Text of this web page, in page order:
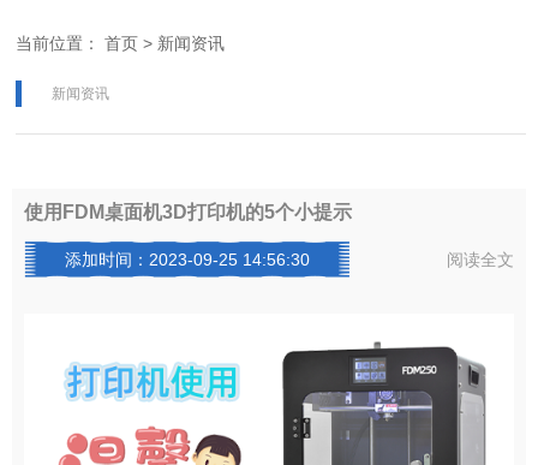
当前位置： 首页 > 新闻资讯
新闻资讯
使用FDM桌面机3D打印机的5个小提示
添加时间：2023-09-25 14:56:30 阅读全文